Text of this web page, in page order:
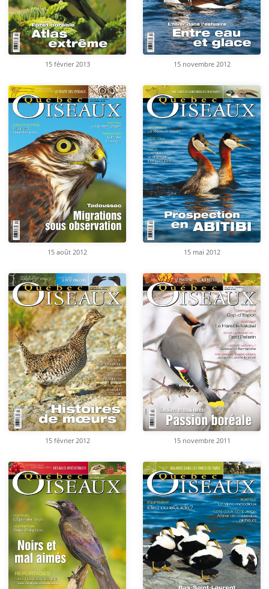
15 février 2013 15 novembre 2012
15 août 2012 15 mai 2012
15 février 2012 15 novembre 2011